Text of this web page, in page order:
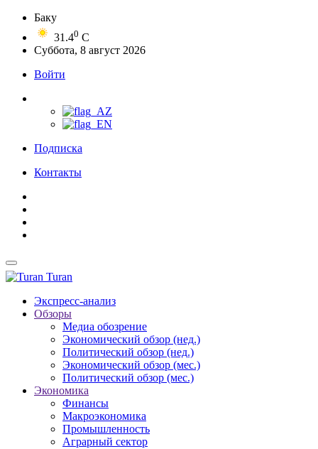
Баку
31.40 C
Суббота, 8 август 2026
Войти
Подписка
Контакты
Turan
Экспресс-анализ
Обзоры
Медиа обозрение
Экономический обзор (нед.)
Политический обзор (нед.)
Экономический обзор (мес.)
Политический обзор (мес.)
Экономика
Финансы
Макроэкономика
Промышленность
Аграрный сектор